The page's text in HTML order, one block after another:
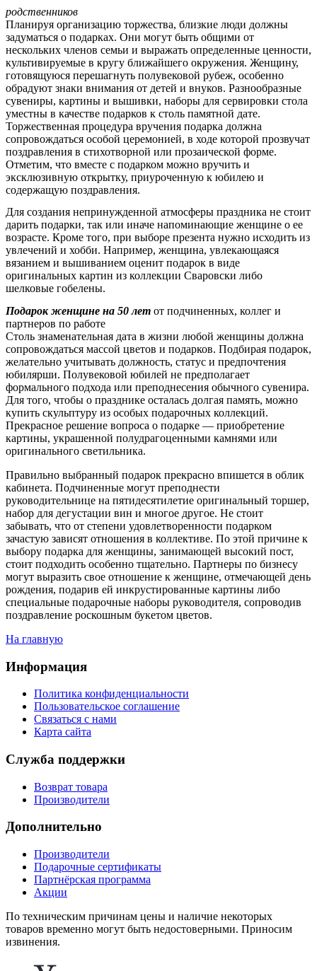
родственников
Планируя организацию торжества, близкие люди должны
задуматься о подарках. Они могут быть общими от
нескольких членов семьи и выражать определенные ценности,
культивируемые в кругу ближайшего окружения. Женщину,
готовящуюся перешагнуть полувековой рубеж, особенно
обрадуют знаки внимания от детей и внуков. Разнообразные
сувениры, картины и вышивки, наборы для сервировки стола
уместны в качестве подарков к столь памятной дате.
Торжественная процедура вручения подарка должна
сопровождаться особой церемонией, в ходе которой прозвучат
поздравления в стихотворной или прозаической форме.
Отметим, что вместе с подарком можно вручить и
эксклюзивную открытку, приуроченную к юбилею и
содержащую поздравления.
Для создания непринужденной атмосферы праздника не стоит
дарить подарки, так или иначе напоминающие женщине о ее
возрасте. Кроме того, при выборе презента нужно исходить из
увлечений и хобби. Например, женщина, увлекающаяся
вязанием и вышиванием оценит подарок в виде
оригинальных картин из коллекции Сваровски либо
шелковые гобелены.
Подарок женщине на 50 лет от подчиненных, коллег и
партнеров по работе
Столь знаменательная дата в жизни любой женщины должна
сопровождаться массой цветов и подарков. Подбирая подарок,
желательно учитывать должность, статус и предпочтения
юбилярши. Полувековой юбилей не предполагает
формального подхода или преподнесения обычного сувенира.
Для того, чтобы о празднике осталась долгая память, можно
купить скульптуру из особых подарочных коллекций.
Прекрасное решение вопроса о подарке — приобретение
картины, украшенной полудрагоценными камнями или
оригинального светильника.
Правильно выбранный подарок прекрасно впишется в облик
кабинета. Подчиненные могут преподнести
руководительнице на пятидесятилетие оригинальный торшер,
набор для дегустации вин и многое другое. Не стоит
забывать, что от степени удовлетворенности подарком
зачастую зависят отношения в коллективе. По этой причине к
выбору подарка для женщины, занимающей высокий пост,
стоит подходить особенно тщательно. Партнеры по бизнесу
могут выразить свое отношение к женщине, отмечающей день
рождения, подарив ей инкрустированные картины либо
специальные подарочные наборы руководителя, сопроводив
поздравление роскошным букетом цветов.
На главную
Информация
Политика конфиденциальности
Пользовательское соглашение
Связаться с нами
Карта сайта
Служба поддержки
Возврат товара
Производители
Дополнительно
Производители
Подарочные сертификаты
Партнёрская программа
Акции
По техническим причинам цены и наличие некоторых
товаров временно могут быть недостоверными. Приносим
извинения.